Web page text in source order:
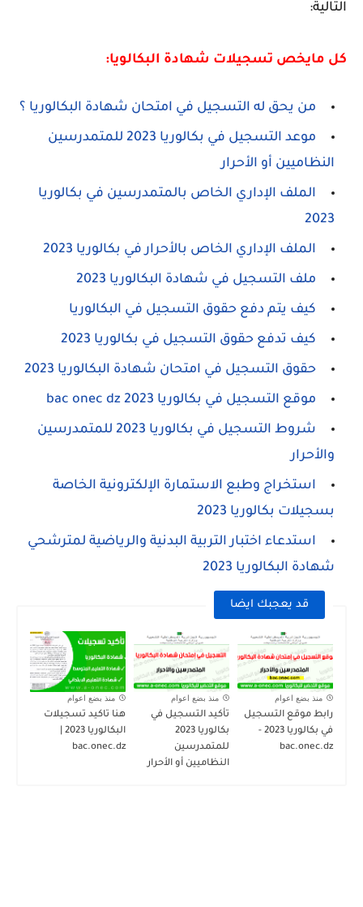
التالية:
كل مايخص تسجيلات شهادة البكالويا:
من يحق له التسجيل في امتحان شهادة البكالوريا ؟
موعد التسجيل في بكالوريا 2023 للمتمدرسين
النظاميين أو الأحرار
الملف الإداري الخاص بالمتمدرسين في بكالوريا
2023
الملف الإداري الخاص بالأحرار في بكالوريا 2023
ملف التسجيل في شهادة البكالوريا 2023
كيف يتم دفع حقوق التسجيل في البكالوريا
كيف تدفع حقوق التسجيل في بكالوريا 2023
حقوق التسجيل في امتحان شهادة البكالوريا 2023
موقع التسجيل في بكالوريا 2023 bac onec dz
شروط التسجيل في بكالوريا 2023 للمتمدرسين
والأحرار
استخراج وطبع الاستمارة الإلكترونية الخاصة
بسجيلات بكالوريا 2023
استدعاء اختبار التربية البدنية والرياضية لمترشحي
شهادة البكالوريا 2023
قد يعجبك ايضا
منذ بضع اعوام
رابط موقع التسجيل
في بكالوريا 2023 -
bac.onec.dz
منذ بضع اعوام
تأكيد التسجيل في
بكالوريا 2023
للمتمدرسين
النظاميين أو الأحرار
منذ بضع اعوام
هنا تاكيد تسجيلات
bac.onec.dz